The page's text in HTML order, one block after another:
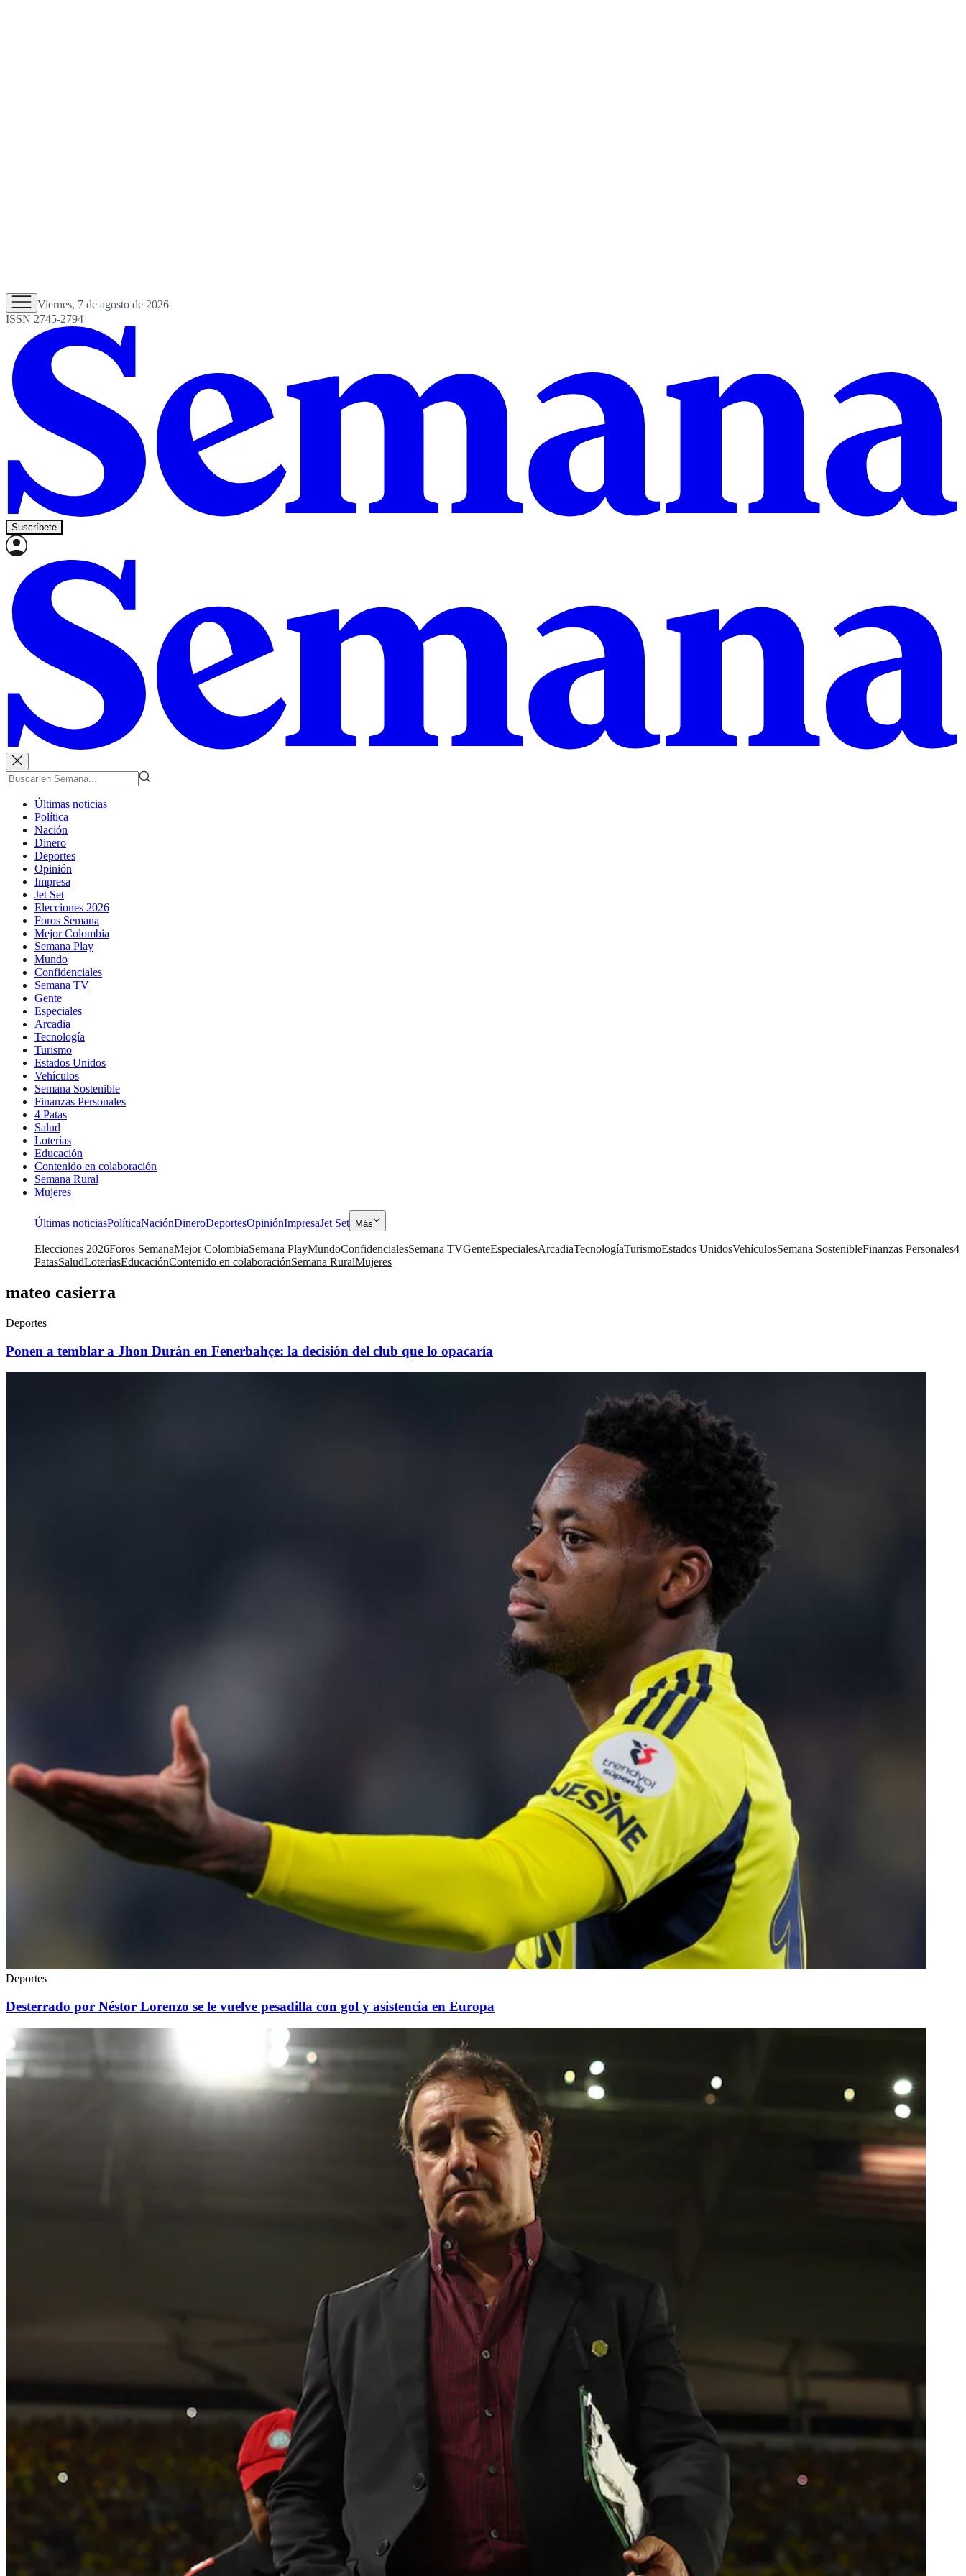
Viernes, 7 de agosto de 2026
ISSN 2745-2794
Suscríbete
Últimas noticias
Política
Nación
Dinero
Deportes
Opinión
Impresa
Jet Set
Elecciones 2026
Foros Semana
Mejor Colombia
Semana Play
Mundo
Confidenciales
Semana TV
Gente
Especiales
Arcadia
Tecnología
Turismo
Estados Unidos
Vehículos
Semana Sostenible
Finanzas Personales
4 Patas
Salud
Loterías
Educación
Contenido en colaboración
Semana Rural
Mujeres
Últimas noticiasPolíticaNaciónDineroDeportesOpiniónImpresaJet Set Más
Elecciones 2026Foros SemanaMejor ColombiaSemana PlayMundoConfidencialesSemana TVGenteEspecialesArcadiaTecnologíaTurismoEstados UnidosVehículosSemana SostenibleFinanzas Personales4
PatasSaludLoteríasEducaciónContenido en colaboraciónSemana RuralMujeres
mateo casierra
Deportes
Ponen a temblar a Jhon Durán en Fenerbahçe: la decisión del club que lo opacaría
Deportes
Desterrado por Néstor Lorenzo se le vuelve pesadilla con gol y asistencia en Europa